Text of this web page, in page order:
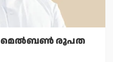
മെല്‍ബണ്‍ രൂപത